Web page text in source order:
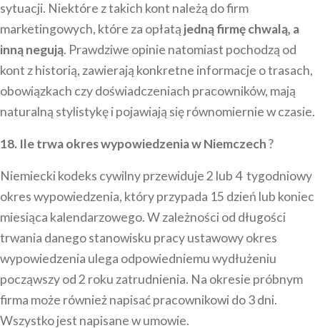
sytuacji. Niektóre z takich kont należą do firm
marketingowych, które za opłatą jedną firmę chwalą, a
inną negują. Prawdziwe opinie natomiast pochodzą od
kont z historią, zawierają konkretne informacje o trasach,
obowiązkach czy doświadczeniach pracowników, mają
naturalną stylistykę i pojawiają się równomiernie w czasie.
18. Ile trwa okres wypowiedzenia w Niemczech?
Niemiecki kodeks cywilny przewiduje 2 lub 4 tygodniowy
okres wypowiedzenia, który przypada 15 dzień lub koniec
miesiąca kalendarzowego. W zależności od długości
trwania danego stanowisku pracy ustawowy okres
wypowiedzenia ulega odpowiedniemu wydłużeniu
począwszy od 2 roku zatrudnienia. Na okresie próbnym
firma może również napisać pracownikowi do 3 dni.
Wszystko jest napisane w umowie.